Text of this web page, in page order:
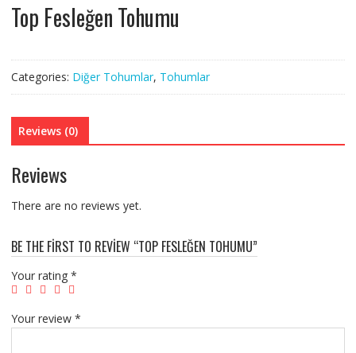
Top Fesleğen Tohumu
Categories: Diğer Tohumlar, Tohumlar
Reviews (0)
Reviews
There are no reviews yet.
BE THE FIRST TO REVIEW “TOP FESLEĞEN TOHUMU”
Your rating *
Your review *